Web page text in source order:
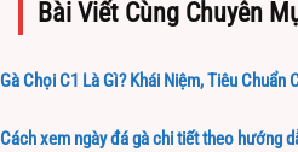
Bài Viết Cùng Chuyên
Gà Chọi C1 Là Gì? Khái Niệm, Tiêu Chuẩn
Cách xem ngày đá gà chi tiết theo hướng